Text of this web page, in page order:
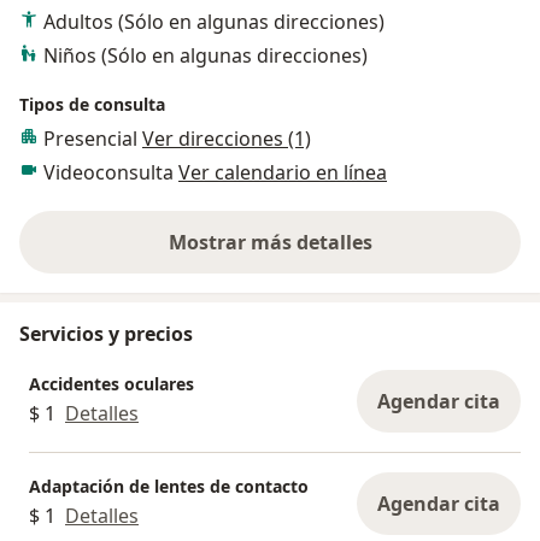
Adultos (Sólo en algunas direcciones)
Niños (Sólo en algunas direcciones)
Tipos de consulta
Presencial Ver direcciones (1)
Videoconsulta Ver calendario en línea
Mostrar más detalles
sobre la experiencia
Servicios y precios
Accidentes oculares
$ 1 Detalles Agendar cita
Adaptación de lentes de contacto
$ 1 Detalles Agendar cita